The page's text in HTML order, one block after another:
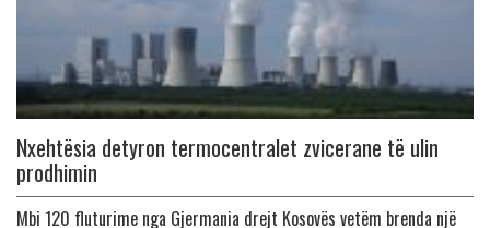
Nxehtësia detyron termocentralet zvicerane të ulin
prodhimin
Mbi 120 fluturime nga Gjermania drejt Kosovës vetëm brenda një